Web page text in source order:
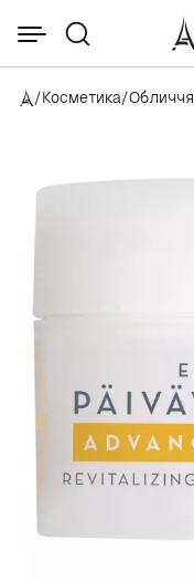
/Косметика/Обличчя